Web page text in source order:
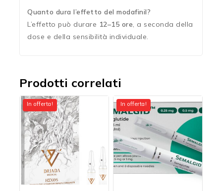
Quanto dura l’effetto del modafinil?
L’effetto può durare 12–15 ore, a seconda della
dose e della sensibilità individuale.
Prodotti correlati
In offerta! In offerta!